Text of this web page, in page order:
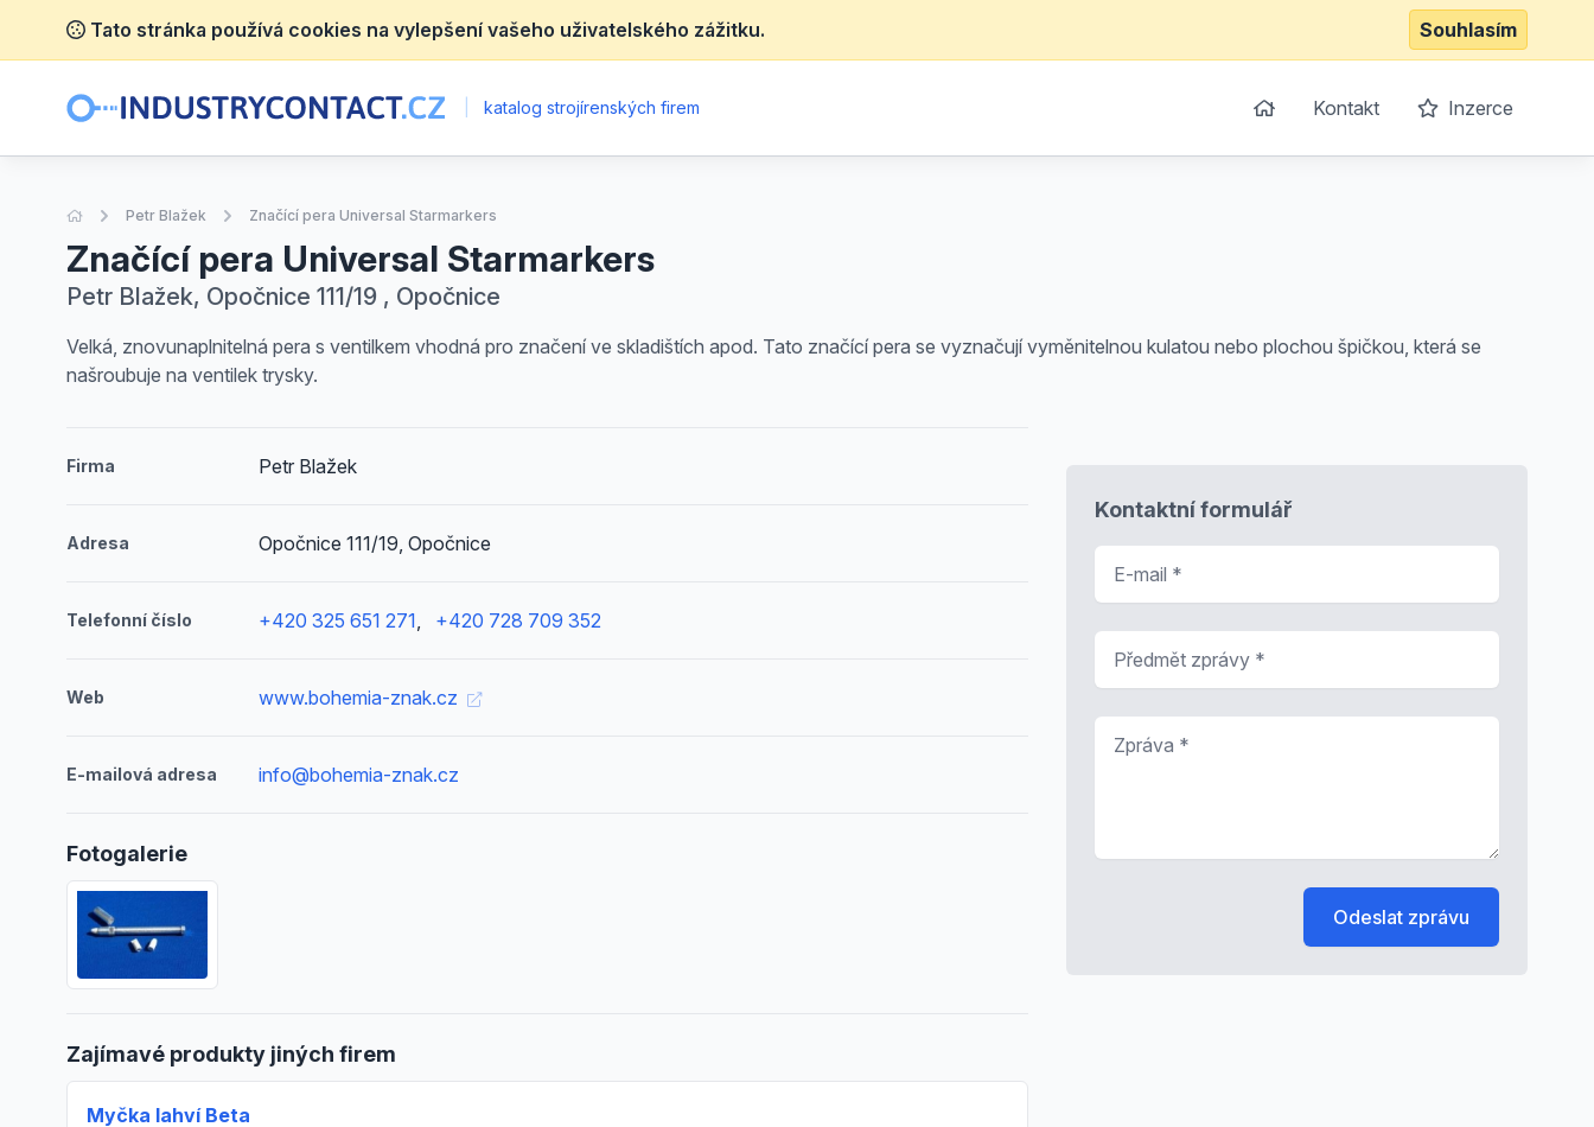
Tato stránka používá cookies na vylepšení vašeho uživatelského zážitku. Souhlasím
katalog strojírenských firem Kontakt Inzerce
Úvodní stránka
Petr Blažek Značící pera Universal Starmarkers
Značící pera Universal Starmarkers
Petr Blažek, Opočnice 111/19 , Opočnice
Velká, znovunaplnitelná pera s ventilkem vhodná pro značení ve skladištích apod. Tato značící pera se vyznačují vyměnitelnou kulatou nebo plochou špičkou, která se
našroubuje na ventilek trysky.
Firma Petr Blažek
Adresa Opočnice 111/19, Opočnice
Telefonní číslo +420 325 651 271, +420 728 709 352
Web www.bohemia-znak.cz
E-mailová adresa info@bohemia-znak.cz
Fotogalerie
Zajímavé produkty jiných firem
Myčka lahví Beta
Kontaktní formulář
Odeslat zprávu